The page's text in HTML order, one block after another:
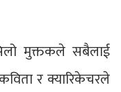
मुक्तकले सबैलाई
र क्यारिकेचरले